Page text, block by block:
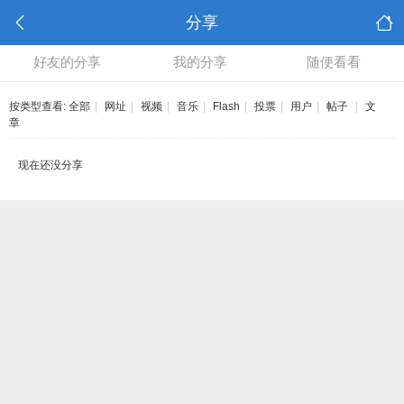
分享
好友的分享 我的分享 随便看看
按类型查看: 全部 网址 视频 音乐 Flash 投票 用户 帖子
文
章
现在还没分享